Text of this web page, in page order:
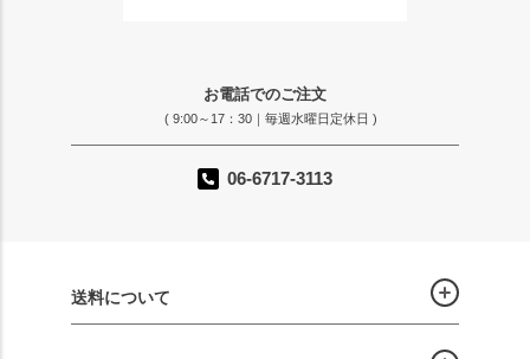
お電話でのご注文
( 9:00～17：30｜毎週水曜日定休日 )
06-6717-3113
送料について